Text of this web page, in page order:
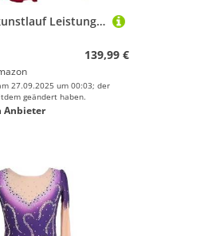
Nnnydjy Eiskunstlauf Leistung Kleid Aus Spitze Für Mädchen Hook Finger Langarm Gymnastik Trikot Handgefertigte Eislauf Tanzwettbewerbskleidung Für Damen Mit Diamant,B,15_16Years
139,99 €
27.09.2025 um 00:03; der
geändert haben.
Anbieter